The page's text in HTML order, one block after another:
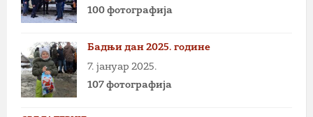
100 фотографија
Бадњи дан 2025. године
7. јануар 2025.
107 фотографија